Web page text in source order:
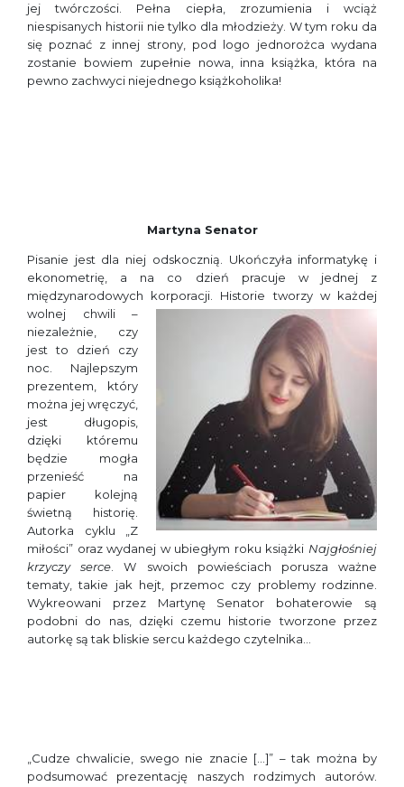
jej twórczości. Pełna ciepła, zrozumienia i wciąż
niespisanych historii nie tylko dla młodzieży. W tym roku da
się poznać z innej strony, pod logo jednorożca wydana
zostanie bowiem zupełnie nowa, inna książka, która na
pewno zachwyci niejednego książkoholika!
Martyna Senator
Pisanie jest dla niej odskocznią. Ukończyła informatykę i
ekonometrię, a na co dzień pracuje w jednej z
międzynarodowych korporacji.
Historie tworzy w każdej
wolnej chwili –
niezależnie, czy
jest to dzień czy
noc. Najlepszym
prezentem, który
można jej wręczyć,
jest długopis,
dzięki któremu
będzie mogła
przenieść na
papier kolejną
świetną historię.
Autorka cyklu „Z
miłości” oraz wydanej w ubiegłym roku książki Najgłośniej
krzyczy serce . W swoich powieściach porusza ważne
tematy, takie jak hejt, przemoc czy problemy rodzinne.
Wykreowani przez Martynę Senator bohaterowie są
podobni do nas, dzięki czemu historie tworzone przez
autorkę są tak bliskie sercu każdego czytelnika…
„Cudze chwalicie, swego nie znacie […]” – tak można by
podsumować prezentację naszych rodzimych autorów.